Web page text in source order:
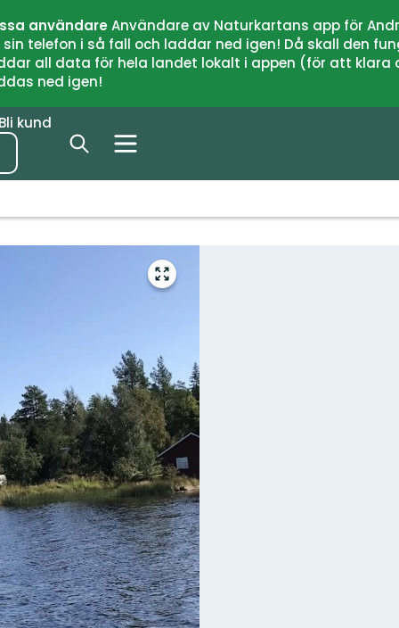
användareAnvändare av Naturkartans app för
telefon i så fall och laddar ned igen! Då skall den
all data för hela landet lokalt i appen (för att
ned igen!
Bli kund
Gå
till